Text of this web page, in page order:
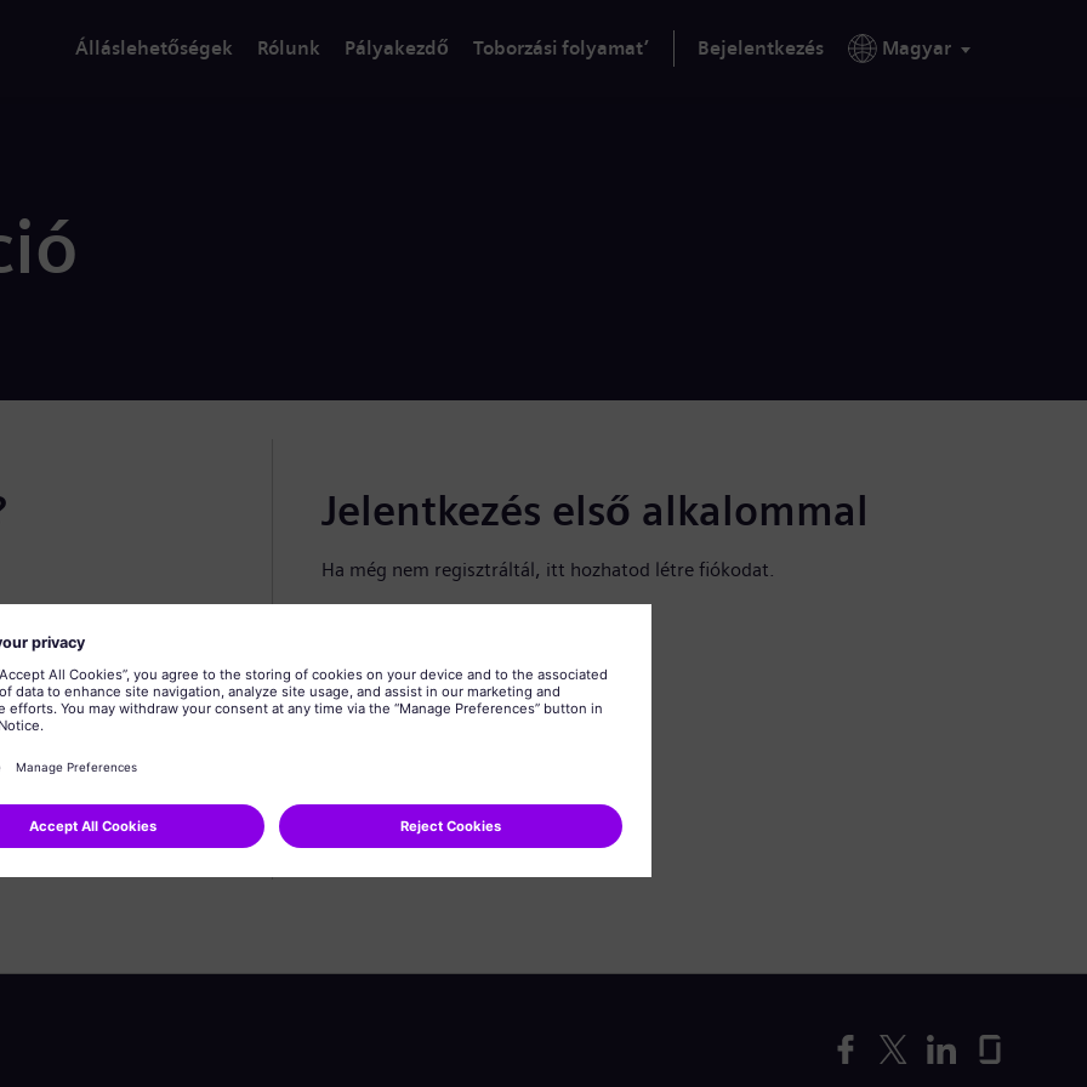
Álláslehetőségek Rólunk Pályakezdő Toborzási folyamat’ Bejelentkezés Magyar
Jelentkezés első alkalommal
Ha még nem regisztráltál, itt hozhatod létre fiókodat.